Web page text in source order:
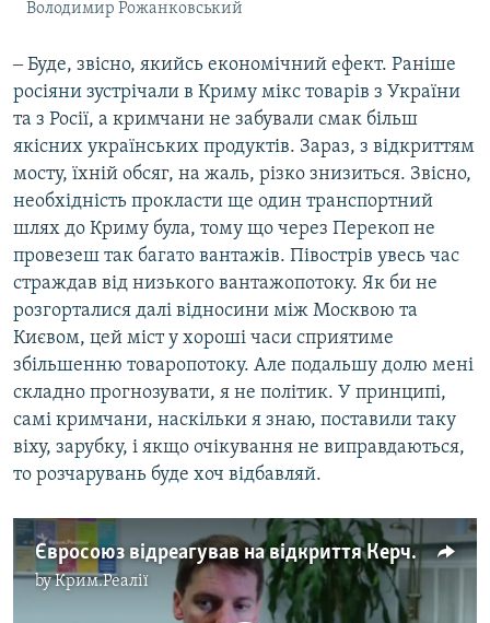
Володимир Рожанковський
‒ Буде, звісно, якийсь економічний ефект. Раніше
росіяни зустрічали в Криму мікс товарів з України
та з Росії, а кримчани не забували смак більш
якісних українських продуктів. Зараз, з відкриттям
мосту, їхній обсяг, на жаль, різко знизиться. Звісно,
необхідність прокласти ще один транспортний
шлях до Криму була, тому що через Перекоп не
провезеш так багато вантажів. Півострів увесь час
страждав від низького вантажопотоку. Як би не
розгорталися далі відносини між Москвою та
Києвом, цей міст у хороші часи сприятиме
збільшенню товаропотоку. Але подальшу долю мені
складно прогнозувати, я не політик. У принципі,
самі кримчани, наскільки я знаю, поставили таку
віху, зарубку, і якщо очікування не виправдаються,
то розчарувань буде хоч відбавляй.
Євросоюз відреагував на відкриття Керченського мосту (відео)
byКрим.Реалії